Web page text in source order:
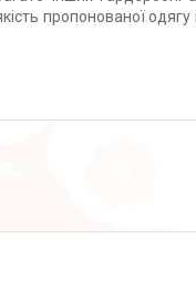
пропонованої